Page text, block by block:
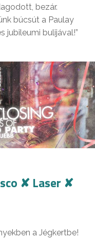
bezár.
búcsút a Paulay
jubileumi bulijával!”
✘ Laser ✘
a Jégkertbe!